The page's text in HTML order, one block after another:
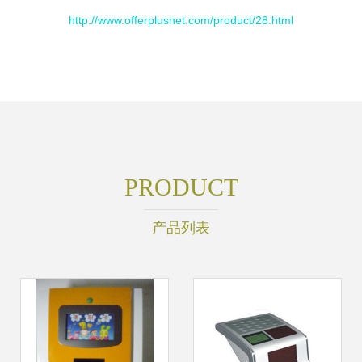
http://www.offerplusnet.com/product/28.html
PRODUCT
产品列表